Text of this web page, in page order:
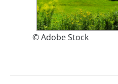
© Adobe Stock